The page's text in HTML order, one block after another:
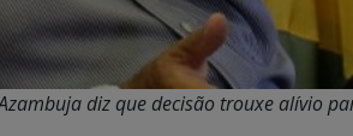
diz que decisão trouxe alívio